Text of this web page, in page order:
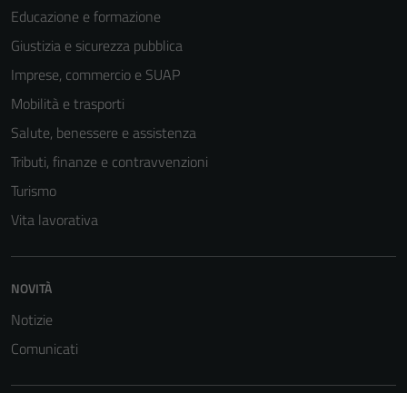
Educazione e formazione
Giustizia e sicurezza pubblica
Imprese, commercio e SUAP
Mobilità e trasporti
Salute, benessere e assistenza
Tributi, finanze e contravvenzioni
Turismo
Vita lavorativa
NOVITÀ
Notizie
Comunicati